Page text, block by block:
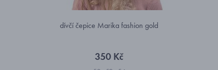
dívčí čepice Marika fashion gold
350 Kč